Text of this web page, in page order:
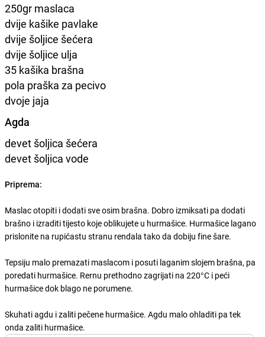
250gr maslaca
dvije kašike pavlake
dvije šoljice šećera
dvije šoljice ulja
35 kašika brašna
pola praška za pecivo
dvoje jaja
Agda
devet šoljica šećera
devet šoljica vode
Priprema:
Maslac otopiti i dodati sve osim brašna. Dobro izmiksati pa dodati
brašno i izraditi tijesto koje oblikujete u hurmašice. Hurmašice lagano
prislonite na rupićastu stranu rendala tako da dobiju fine šare.
Tepsiju malo premazati maslacom i posuti laganim slojem brašna, pa
poredati hurmašice. Rernu prethodno zagrijati na 220°C i peći
hurmašice dok blago ne porumene.
Skuhati agdu i zaliti pečene hurmašice. Agdu malo ohladiti pa tek
onda zaliti hurmašice.